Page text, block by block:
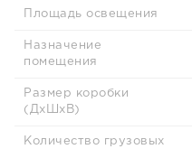
Площадь освещения
Назначение
помещения
Размер коробки
(ДхШхВ)
Количество грузовых